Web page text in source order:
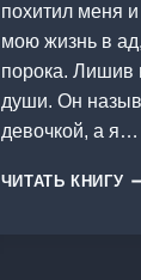
похитил меня
мою жизнь в
порока. Лишив
души. Он
девочкой, а я…
ЧИТАТЬ КНИГУ